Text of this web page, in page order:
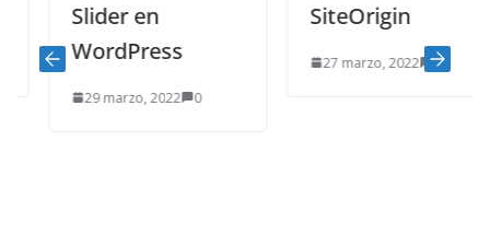
Slider en
WordPress
29 marzo, 2022 0
SiteOrigin
27 marzo, 2022 0